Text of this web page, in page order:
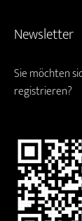
Newsletter
Sie möchten
registrieren?